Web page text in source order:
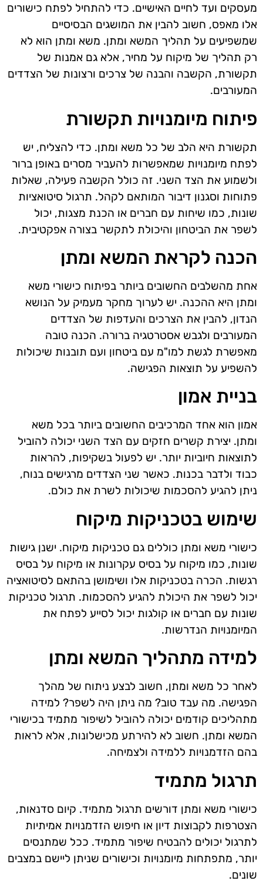
מעסקים ועד לחיים האישיים. כדי להתחיל לפתח כישורים
אלו מאפס, חשוב להבין את המושגים הבסיסיים
שמשפיעים על תהליך המשא ומתן. משא ומתן הוא לא
רק תהליך של מיקוח על מחיר, אלא גם אמנות של
תקשורת, הקשבה והבנה של צרכים ורצונות של הצדדים
המעורבים.
פיתוח מיומנויות תקשורת
תקשורת היא הלב של כל משא ומתן. כדי להצליח, יש
לפתח מיומנויות שמאפשרות להעביר מסרים באופן ברור
ולשמוע את הצד השני. זה כולל הקשבה פעילה, שאלות
פתוחות וסגנון דיבור המותאם לקהל. תרגול סיטואציות
שונות, כמו שיחות עם חברים או הכנת מצגות, יכול
לשפר את הביטחון והיכולת לתקשר בצורה אפקטיבית.
הכנה לקראת המשא ומתן
אחת מהשלבים החשובים ביותר בפיתוח כישורי משא
ומתן היא ההכנה. יש לערוך מחקר מעמיק על הנושא
הנדון, להבין את הצרכים והעדפות של הצדדים
המעורבים ולגבש אסטרטגיה ברורה. הכנה טובה
מאפשרת לגשת למו"מ עם ביטחון ועם תובנות שיכולות
להשפיע על תוצאות הפגישה.
בניית אמון
אמון הוא אחד המרכיבים החשובים ביותר בכל משא
ומתן. יצירת קשרים חזקים עם הצד השני יכולה להוביל
לתוצאות חיוביות יותר. יש לפעול בשקיפות, להראות
כבוד ולדבר בכנות. כאשר שני הצדדים מרגישים בנוח,
ניתן להגיע להסכמות שיכולות לשרת את כולם.
שימוש בטכניקות מיקוח
כישורי משא ומתן כוללים גם טכניקות מיקוח. ישנן גישות
שונות, כמו מיקוח על בסיס עקרונות או מיקוח על בסיס
רגשות. הכרה בטכניקות אלו ושימושן בהתאם לסיטואציה
יכול לשפר את היכולת להגיע להסכמות. תרגול טכניקות
שונות עם חברים או קולגות יכול לסייע לפתח את
המיומנויות הנדרשות.
למידה מתהליך המשא ומתן
לאחר כל משא ומתן, חשוב לבצע ניתוח של מהלך
הפגישה. מה עבד טוב? מה ניתן היה לשפר? למידה
מתהליכים קודמים יכולה להוביל לשיפור מתמיד בכישורי
המשא ומתן. חשוב לא להירתע מכישלונות, אלא לראות
בהם הזדמנויות ללמידה ולצמיחה.
תרגול מתמיד
כישורי משא ומתן דורשים תרגול מתמיד. קיום סדנאות,
הצטרפות לקבוצות דיון או חיפוש הזדמנויות אמיתיות
לתרגול יכולים להבטיח שיפור מתמיד. ככל שמתנסים
יותר, מתפתחות מיומנויות וכישורים שניתן ליישם במצבים
שונים.